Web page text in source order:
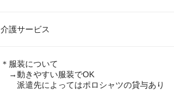
介護サービス
＊服装について
→動きやすい服装でOK
派遣先によってはポロシャツの貸与あり